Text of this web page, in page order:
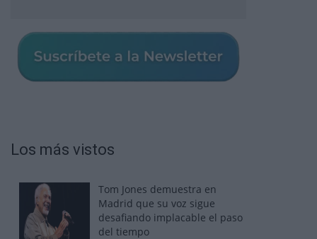
Los más vistos
Tom Jones demuestra en
Madrid que su voz sigue
desafiando implacable el paso
del tiempo